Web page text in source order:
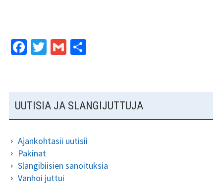
Fa
o
o
k
T
er
G
l
S
e
SIVUPALKKI
UUTISIA JA SLANGIJUTTUJA
Ajankohtasii uutisii
Pakinat
Slangibiisien sanoituksia
Vanhoi juttui